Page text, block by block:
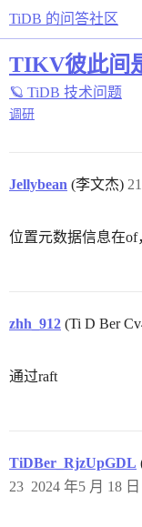
TiDB 的问答社区
TIKV彼此间
🪐 TiDB 技术问题
调研
Jellybean (李文杰) 21
位置元数据信息在of
zhh_912 (Ti D Ber
通过raft
TiDBer_RjzUpGDL
2024 年5 月 18
23